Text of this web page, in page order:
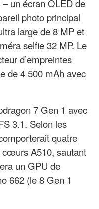
un écran OLED de
photo principal
large de 8 MP et
selfie 32 MP. Le
d’empreintes
de 4 500 mAh avec
7 Gen 1 avec
3.1. Selon les
quatre
A510, sautant
un GPU de
662 (le 8 Gen 1